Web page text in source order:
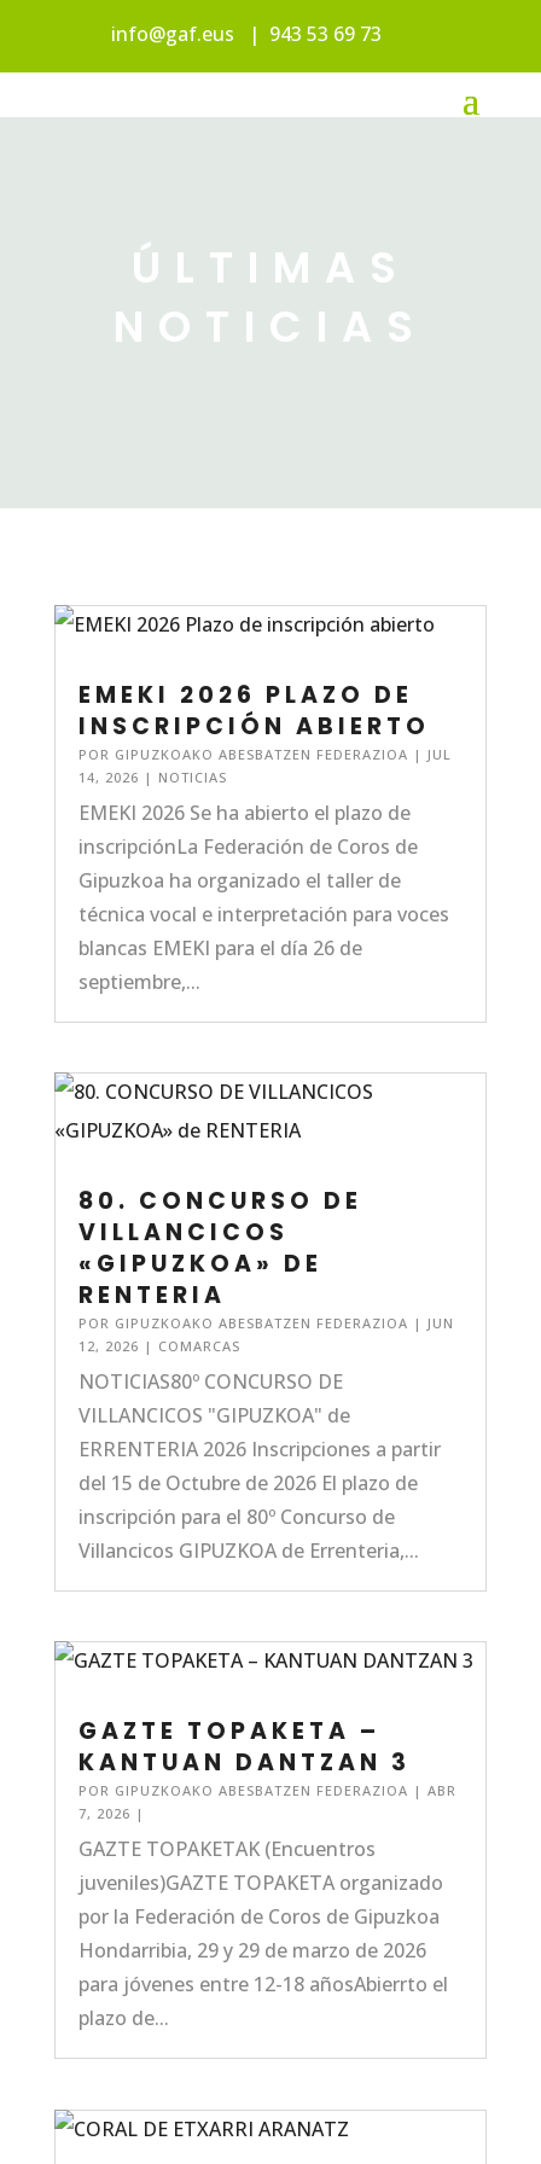
info@gaf.eus | 943 53 69 73
ÚLTIMAS
NOTICIAS
EMEKI 2026 PLAZO DE
INSCRIPCIÓN ABIERTO
POR GIPUZKOAKO ABESBATZEN FEDERAZIOA | JUL
14, 2026 | NOTICIAS
EMEKI 2026 Se ha abierto el plazo de
inscripciónLa Federación de Coros de
Gipuzkoa ha organizado el taller de
técnica vocal e interpretación para voces
blancas EMEKI para el día 26 de
septiembre,...
80. CONCURSO DE
VILLANCICOS
«GIPUZKOA» DE
RENTERIA
POR GIPUZKOAKO ABESBATZEN FEDERAZIOA | JUN
12, 2026 | COMARCAS
NOTICIAS80º CONCURSO DE
VILLANCICOS "GIPUZKOA" de
ERRENTERIA 2026 Inscripciones a partir
del 15 de Octubre de 2026 El plazo de
inscripción para el 80º Concurso de
Villancicos GIPUZKOA de Errenteria,...
GAZTE TOPAKETA –
KANTUAN DANTZAN 3
POR GIPUZKOAKO ABESBATZEN FEDERAZIOA | ABR
7, 2026 |
GAZTE TOPAKETAK (Encuentros
juveniles)GAZTE TOPAKETA organizado
por la Federación de Coros de Gipuzkoa
Hondarribia, 29 y 29 de marzo de 2026
para jóvenes entre 12-18 añosAbierrto el
plazo de...